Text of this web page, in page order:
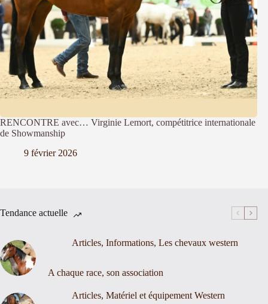
RENCONTRE avec… Virginie Lemort, compétitrice internationale
de Showmanship
9 février 2026
Tendance actuelle
Articles, Informations, Les chevaux western
A chaque race, son association
Articles, Matériel et équipement Western